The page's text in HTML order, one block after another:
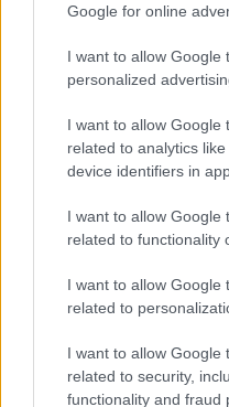
Google for online
I want to allow Google
personalized
I want to allow Google
related to analytics
device identifiers in
I want to allow Google
related to functionality
I want to allow Google
related to
I want to allow Google
related to security,
functionality and fraud
Ricevi le
da
Condividi l'articolo
F
a
ce
b
T
w
it
te
Pi
n
te
res